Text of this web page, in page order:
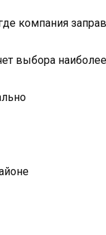
компания
выбора